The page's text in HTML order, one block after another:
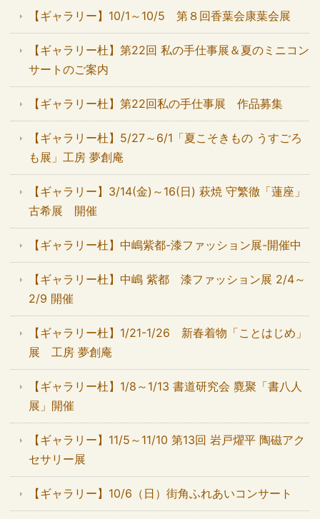
【ギャラリー】10/1～10/5 第８回香葉会康葉会展
【ギャラリー杜】第22回 私の手仕事展＆夏のミニコン
サートのご案内
【ギャラリー杜】第22回私の手仕事展 作品募集
【ギャラリー杜】5/27～6/1「夏こそきもの うすごろ
も展」工房 夢創庵
【ギャラリー】3/14(金)～16(日) 萩焼 守繁徹「蓮座」
古希展 開催
【ギャラリー杜】中嶋紫都-漆ファッション展-開催中
【ギャラリー杜】中嶋 紫都 漆ファッション展 2/4～
2/9 開催
【ギャラリー杜】1/21-1/26 新春着物「ことはじめ」
展 工房 夢創庵
【ギャラリー杜】1/8～1/13 書道研究会 麑聚「書八人
展」開催
【ギャラリー】11/5～11/10 第13回 岩戸燿平 陶磁アク
セサリー展
【ギャラリー】10/6（日）街角ふれあいコンサート